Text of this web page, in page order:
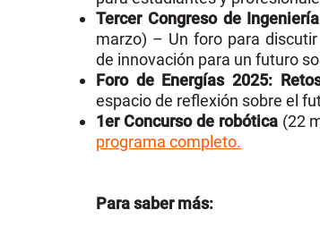
Tercer Congreso de
marzo) – Un foro para
de innovación para un futuro
Foro de Energías 2025:
espacio de reflexión sobre el
1er Concurso de robótica(22
programa completo.
Para saber más: